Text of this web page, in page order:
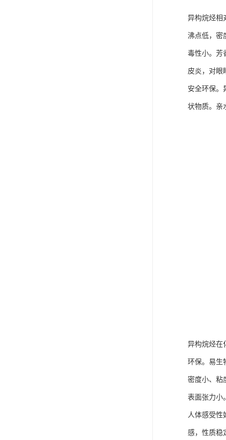
异构烷烃相
沸点低，密
毒性小。芳
皮炎，对眼
安全环保。
状物质。亲
异构烷烃在
环保。易生
密度小、粘
表面张力小
人体感受性
感，性质稳